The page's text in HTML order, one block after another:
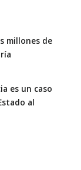
millones de
es un caso
al